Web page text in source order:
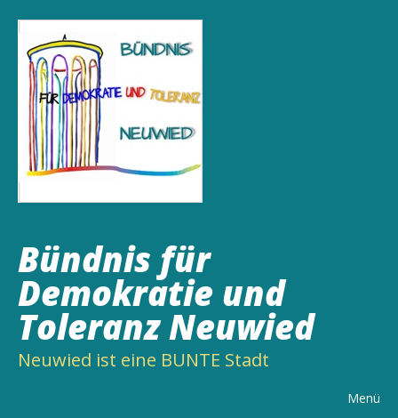
Bündnis für
Demokratie und
Toleranz Neuwied
Neuwied ist eine BUNTE Stadt
Menü